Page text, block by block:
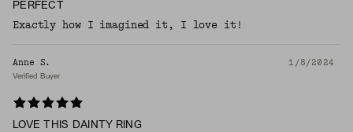
PERFECT
Exactly how I imagined it, I love it!
Anne S. 1/8/2024
Verified Buyer
LOVE THIS DAINTY RING